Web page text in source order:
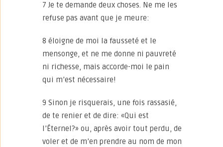
7 Je te demande deux choses. Ne me les
refuse pas avant que je meure:
8 éloigne de moi la fausseté et le
mensonge, et ne me donne ni pauvreté
ni richesse, mais accorde-moi le pain
qui m’est nécessaire!
9 Sinon je risquerais, une fois rassasié,
de te renier et de dire: «Qui est
l’Éternel?» ou, après avoir tout perdu, de
voler et de m’en prendre au nom de mon